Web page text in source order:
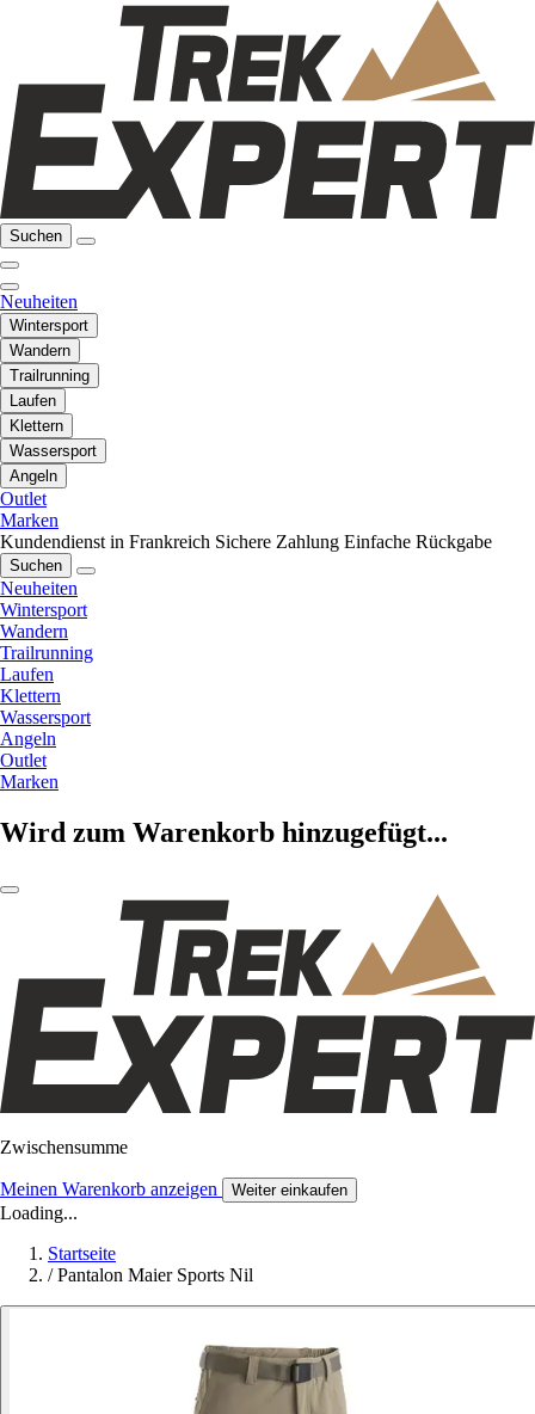
Suchen
Neuheiten
Wintersport
Wandern
Trailrunning
Laufen
Klettern
Wassersport
Angeln
Outlet
Marken
Kundendienst in Frankreich Sichere Zahlung Einfache Rückgabe
Suchen
Neuheiten
Wintersport
Wandern
Trailrunning
Laufen
Klettern
Wassersport
Angeln
Outlet
Marken
Wird zum Warenkorb hinzugefügt...
Zwischensumme
Meinen Warenkorb anzeigen Weiter einkaufen
Loading...
Startseite
/ Pantalon Maier Sports Nil